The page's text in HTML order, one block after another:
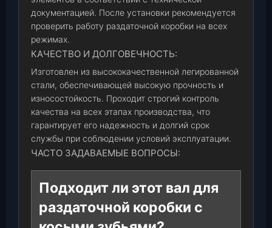
документацией. После установки рекомендуется
проверить работу раздаточной коробки на всех
режимах.
КАЧЕСТВО И ДОЛГОВЕЧНОСТЬ:
Изготовлен из высококачественной легированной
стали, обеспечивающей высокую прочность и
износостойкость. Проходит строгий контроль
качества на всех этапах производства, что
гарантирует его надежность и долгий срок
службы при соблюдении условий эксплуатации.
ЧАСТО ЗАДАВАЕМЫЕ ВОПРОСЫ:
Подходит ли этот вал для
раздаточной коробки с